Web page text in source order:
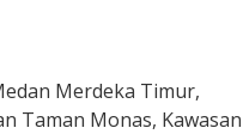
Merdeka Timur,
Taman Monas, Kawasan